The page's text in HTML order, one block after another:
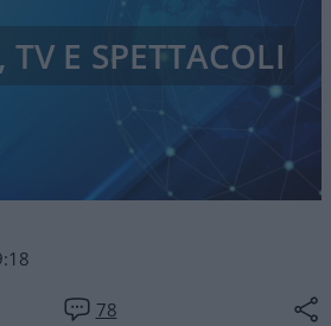
78
E SPETTACOLI